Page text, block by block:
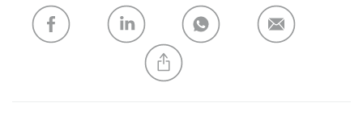
My list ADD
CREATE A NEW LIST